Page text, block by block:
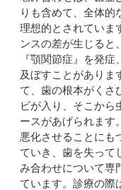
りも含めて、全体的
理想的とされていま
ンスの差が生じると
『顎関節症』を発
及ぼすことがありま
て、歯の根本がくさ
ビが入り、そこから
ースがあげられます
悪化させることにも
ていき、歯を失って
み合わせについて専
ています。診療の際